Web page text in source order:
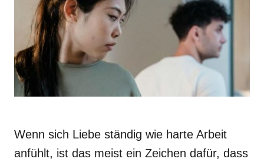
Wenn sich Liebe ständig wie harte Arbeit
anfühlt, ist das meist ein Zeichen dafür, dass